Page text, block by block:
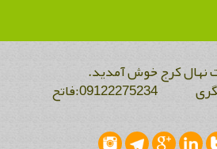
نهال کرج خوش آمدید.